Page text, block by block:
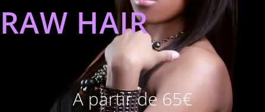
RAW HAIR
A partir de 65€